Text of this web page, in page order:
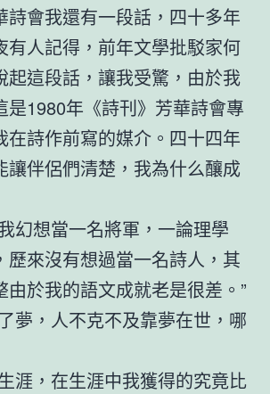
詩會我還有一段話，四十多年
有人記得，前年文學批駁家何
起這段話，讓我受驚，由於我
是1980年《詩刊》芳華詩會專
在詩作前寫的媒介。四十四年
讓伴侶們清楚，我為什么釀成
幻想當一名將軍，一論理學
歷來沒有想過當一名詩人，其
由於我的語文成就老是很差。”
夢，人不克不及靠夢在世，哪
涯，在生涯中我獲得的究竟比